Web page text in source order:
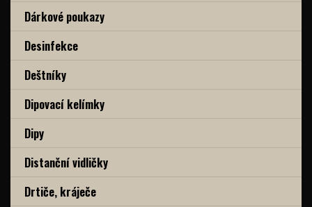
Dárkové poukazy
Desinfekce
Deštníky
Dipovací kelímky
Dipy
Distanční vidličky
Drtiče, kráječe